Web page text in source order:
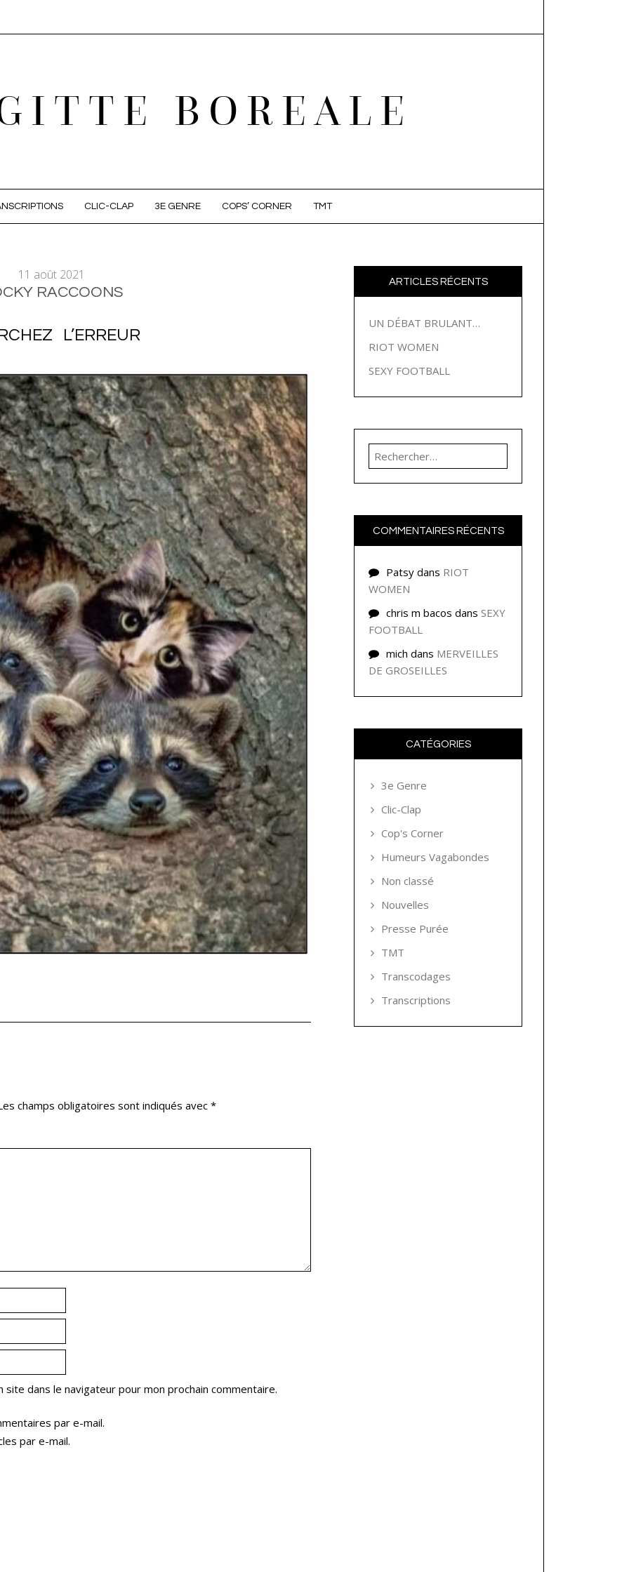
BOREALE
CLIC-CLAP 3E GENRE COPS’ CORNER TMT
11 août 2021
RACCOONS
L’ERREUR
champs obligatoires sont indiqués avec *
dans le navigateur pour mon prochain commentaire.
par e-mail.
par e-mail.
ARTICLES RÉCENTS
UN DÉBAT BRULANT…
RIOT WOMEN
SEXY FOOTBALL
Rechercher :
COMMENTAIRES RÉCENTS
Patsy dans RIOT
WOMEN
chris m bacos dans SEXY
FOOTBALL
mich dans MERVEILLES
DE GROSEILLES
CATÉGORIES
3e Genre
Clic-Clap
Cop's Corner
Humeurs Vagabondes
Non classé
Nouvelles
Presse Purée
TMT
Transcodages
Transcriptions